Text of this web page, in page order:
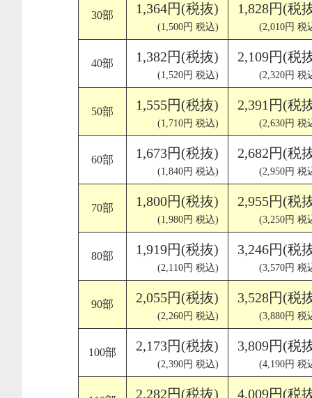
30部 1,364円(税抜)
(1,500円 税込)
1,828円(税
(2,010円 税
40部 1,382円(税抜)
(1,520円 税込)
2,109円(税
(2,320円 税
50部 1,555円(税抜)
(1,710円 税込)
2,391円(税
(2,630円 税
60部 1,673円(税抜)
(1,840円 税込)
2,682円(税
(2,950円 税
70部 1,800円(税抜)
(1,980円 税込)
2,955円(税
(3,250円 税
80部 1,919円(税抜)
(2,110円 税込)
3,246円(税
(3,570円 税
90部 2,055円(税抜)
(2,260円 税込)
3,528円(税
(3,880円 税
100部 2,173円(税抜)
(2,390円 税込)
3,809円(税
(4,190円 税
2,282円(税抜) 4,009円(税